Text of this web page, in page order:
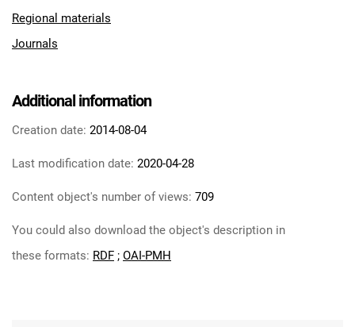
Regional materials
Journals
Additional information
Creation date: 2014-08-04
Last modification date: 2020-04-28
Content object's number of views: 709
You could also download the object's description in
these formats: RDF ; OAI-PMH